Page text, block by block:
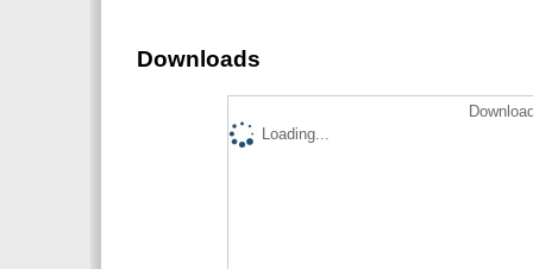
Downloads
Loading...